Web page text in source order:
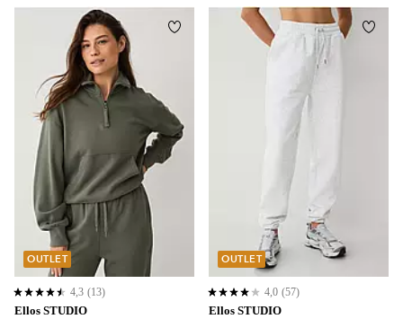
Ellos STUDIO
4,3 op basis van 13 beoordelingen
4,3 (13)
OUTLET
Toevoegen aan favorieten
Ellos STUDIO
4,0 op basis van 57 beoordelingen
4,0 (57)
OUTLET